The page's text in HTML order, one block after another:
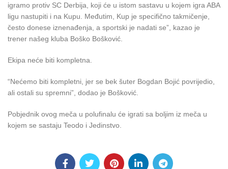
igramo protiv SC Derbija, koji će u istom sastavu u kojem igra ABA
ligu nastupiti i na Kupu. Međutim, Kup je specifično takmičenje,
često donese iznenađenja, a sportski je nadati se”, kazao je
trener našeg kluba Boško Bošković.
Ekipa neće biti kompletna.
“Nećemo biti kompletni, jer se bek šuter Bogdan Bojić povrijedio,
ali ostali su spremni”, dodao je Bošković.
Pobjednik ovog meča u polufinalu će igrati sa boljim iz meča u
kojem se sastaju Teodo i Jedinstvo.